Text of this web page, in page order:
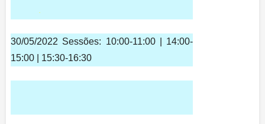
.
30/05/2022 Sessões: 10:00-11:00 | 14:00-
15:00 | 15:30-16:30